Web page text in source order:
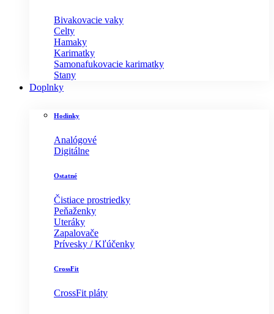
Bivakovacie vaky
Celty
Hamaky
Karimatky
Samonafukovacie karimatky
Stany
Doplnky
Hodinky
Analógové
Digitálne
Ostatné
Čistiace prostriedky
Peňaženky
Uteráky
Zapalovače
Prívesky / Kľúčenky
CrossFit
CrossFit pláty